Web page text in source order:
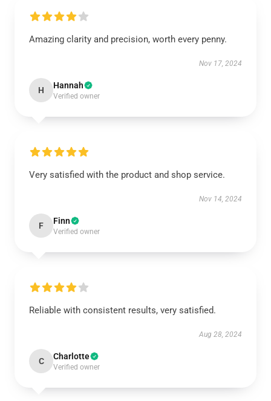
Amazing clarity and precision, worth every penny.
Nov 17, 2024
H Hannah
Verified owner
Very satisfied with the product and shop service.
Nov 14, 2024
F Finn
Verified owner
Reliable with consistent results, very satisfied.
Aug 28, 2024
C Charlotte
Verified owner